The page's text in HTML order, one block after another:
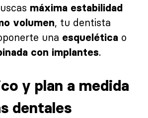
máxima estabilidad
volumen, tu dentista
una esquelética o
con implantes.
y plan a medida
dentales